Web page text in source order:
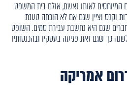
לאותו נאשם, אולם בית המשפט
וקנס וציין שגם אם לא הוכחה טענת
שגם היא נחשבת עבירת סמים. השופט
כך שגם זאת פגיעה בעסקיו ובהכנסותיו
אמריקה